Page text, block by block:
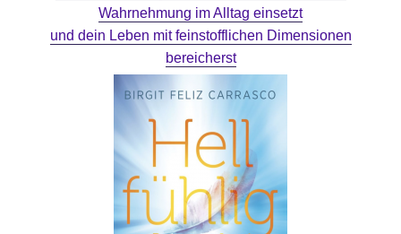
Wahrnehmung im Alltag einsetzt
und dein Leben mit feinstofflichen Dimensionen
bereicherst